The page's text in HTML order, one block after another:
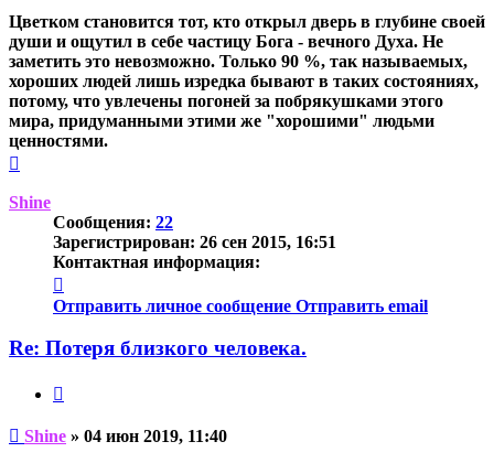
Цветком становится тот, кто открыл дверь в глубине своей
души и ощутил в себе частицу Бога - вечного Духа. Не
заметить это невозможно. Только 90 %, так называемых,
хороших людей лишь изредка бывают в таких состояниях,
потому, что увлечены погоней за побрякушками этого
мира, придуманными этими же "хорошими" людьми
ценностями.
началу
Shine
Сообщения: 22
Зарегистрирован: 26 сен 2015, 16:51
Контактная информация:
информация
пользователя
Отправить личное сообщение Отправить email
Re: Потеря близкого человека.
Непрочитанное
Shine » 04 июн 2019, 11:40